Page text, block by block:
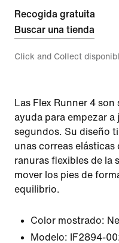
Recogida gratuita
Buscar una tienda
Click and Collect
Las Flex Runner 4
ayuda para empezar
segundos. Su diseño
unas correas elásticas
ranuras flexibles de la
mover los pies de
equilibrio.
Color mostrado:
Modelo:
IF2894-